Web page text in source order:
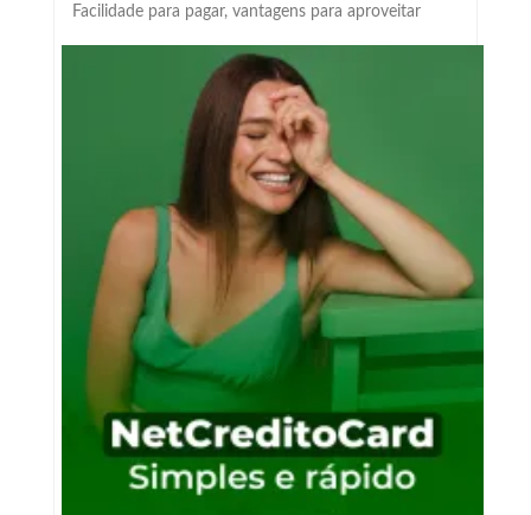
Facilidade para pagar, vantagens para aproveitar